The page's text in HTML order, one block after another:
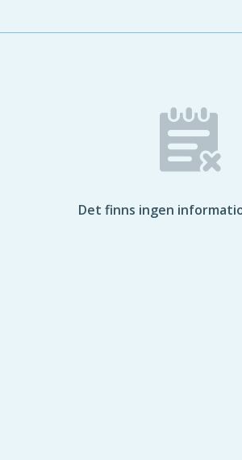
Det finns ingen